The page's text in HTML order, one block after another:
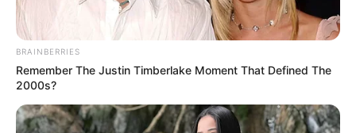
BRAINBERRIES
Remember The Justin Timberlake Moment That Defined The
2000s?